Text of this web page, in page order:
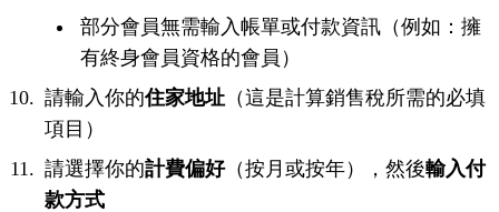
部分會員無需輸入帳單或付款資訊（例如：擁
有終身會員資格的會員）
請輸入你的住家地址 （這是計算銷售稅所需的必填
項目）
請選擇你的計費偏好（按月或按年），然後輸入付
款方式